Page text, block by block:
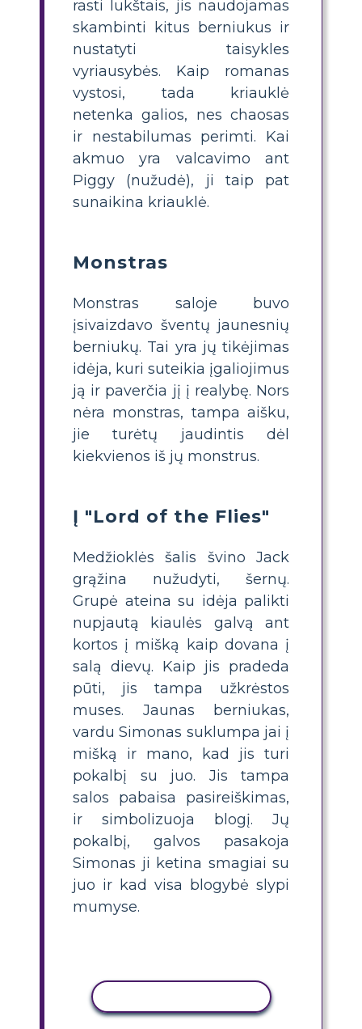
rasti lukštais, jis naudojamas
skambinti kitus berniukus ir
nustatyti taisykles
vyriausybės. Kaip romanas
vystosi, tada kriauklė
netenka galios, nes chaosas
ir nestabilumas perimti. Kai
akmuo yra valcavimo ant
Piggy (nužudė), ji taip pat
sunaikina kriauklė.
Monstras
Monstras saloje buvo
įsivaizdavo šventų jaunesnių
berniukų. Tai yra jų tikėjimas
idėja, kuri suteikia įgaliojimus
ją ir paverčia jį į realybę. Nors
nėra monstras, tampa aišku,
jie turėtų jaudintis dėl
kiekvienos iš jų monstrus.
Į "Lord of the Flies"
Medžioklės šalis švino Jack
grąžina nužudyti, šernų.
Grupė ateina su idėja palikti
nupjautą kiaulės galvą ant
kortos į mišką kaip dovana į
salą dievų. Kaip jis pradeda
pūti, jis tampa užkrėstos
muses. Jaunas berniukas,
vardu Simonas suklumpa jai į
mišką ir mano, kad jis turi
pokalbį su juo. Jis tampa
salos pabaisa pasireiškimas,
ir simbolizuoja blogį. Jų
pokalbį, galvos pasakoja
Simonas ji ketina smagiai su
juo ir kad visa blogybė slypi
mumyse.